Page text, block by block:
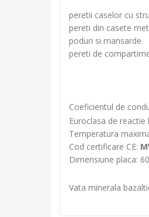
peretii caselor cu
pereti din casete
poduri si mansarde
pereti de
Coeficientul de
Euroclasa de reactie
Temperatura
Cod certificare CE:
Dimensiune placa:
Vata minerala